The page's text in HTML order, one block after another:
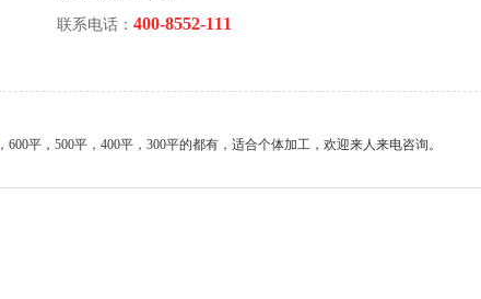
联系电话： 400-8552-111
，600平，500平，400平，300平的都有，适合个体加工，欢迎来人来电咨询。